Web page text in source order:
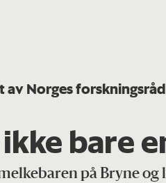
av Norges forskningsråd
bare
på Bryne